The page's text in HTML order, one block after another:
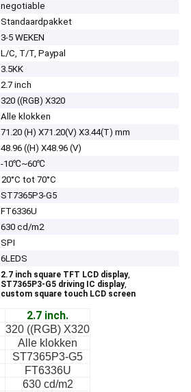
negotiable
Standaardpakket
3-5 WEKEN
L/C, T/T, Paypal
3.5KK
2.7 inch
320 ((RGB) X320
Alle klokken
71.20 (H) X71.20(V) X3.44(T) mm
48.96 ((H) X48.96 (V)
-10℃~60℃
20°C tot 70°C
ST7365P3-G5
FT6336U
630 cd/m2
SPI
6LEDS
2.7 inch square TFT LCD display,
ST7365P3-G5 driving IC display,
custom square touch LCD screen
2.7 inch.
320 ((RGB) X320
Alle klokken
ST7365P3-G5
FT6336U
630 cd/m2